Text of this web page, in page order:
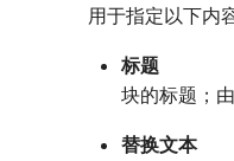
用于指定以下内
标题
块的标题；由
替换文本